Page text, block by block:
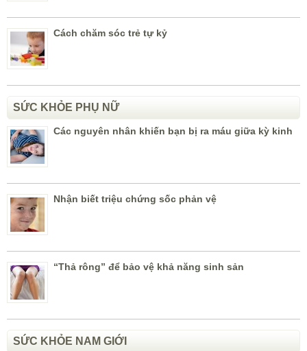
Cách chăm sóc trẻ tự kỷ
SỨC KHỎE PHỤ NỮ
Các nguyên nhân khiến bạn bị ra máu giữa kỳ kinh
Nhận biết triệu chứng sốc phản vệ
“Thả rông” để bảo vệ khả năng sinh sản
SỨC KHỎE NAM GIỚI